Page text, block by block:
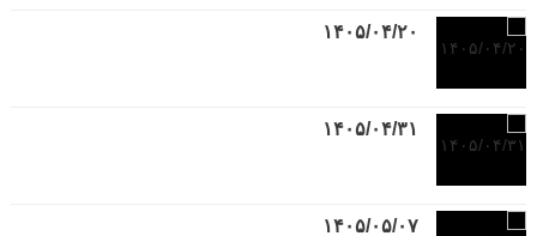
۱۴۰۵/۰۴/۲۰
۱۴۰۵/۰۴/۳۱
۱۴۰۵/۰۵/۰۷